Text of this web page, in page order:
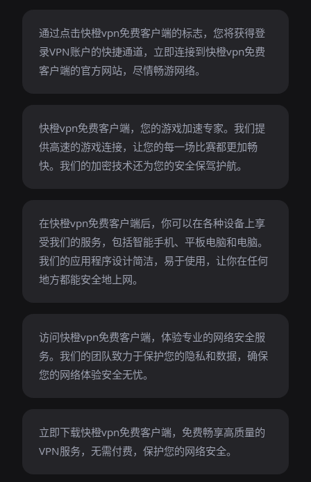
通过点击快橙vpn免费客户端的标志，您将获得登
录VPN账户的快捷通道，立即连接到快橙vpn免费
客户端的官方网站，尽情畅游网络。
快橙vpn免费客户端，您的游戏加速专家。我们提
供高速的游戏连接，让您的每一场比赛都更加畅
快。我们的加密技术还为您的安全保驾护航。
在快橙vpn免费客户端后，你可以在各种设备上享
受我们的服务，包括智能手机、平板电脑和电脑。
我们的应用程序设计简洁，易于使用，让你在任何
地方都能安全地上网。
访问快橙vpn免费客户端，体验专业的网络安全服
务。我们的团队致力于保护您的隐私和数据，确保
您的网络体验安全无忧。
立即下载快橙vpn免费客户端，免费畅享高质量的
VPN服务，无需付费，保护您的网络安全。